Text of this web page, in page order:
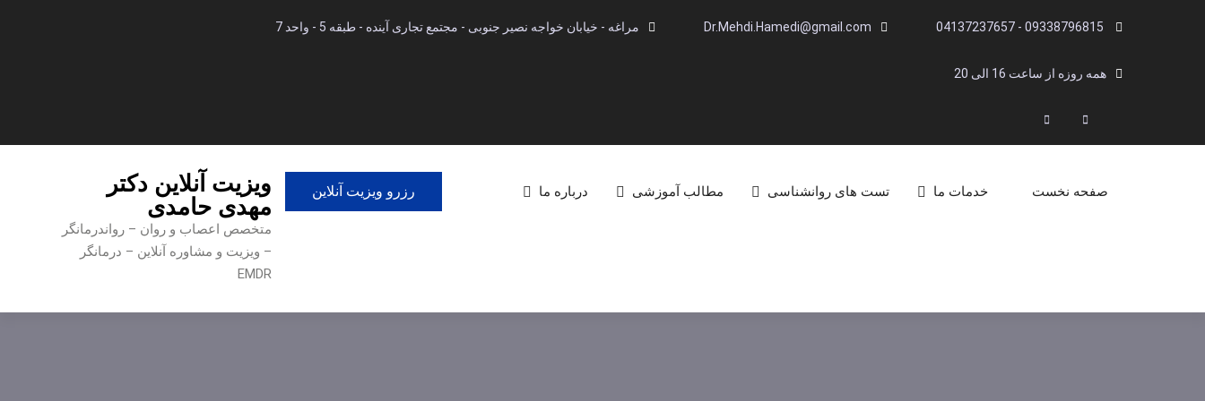
09338796815 - 04137237657
Dr.Mehdi.Hamedi@gmail.com مراغه - خیابان خواجه نصیر جنوبی - مجتمع تجاری آینده - طبقه 5 - واحد 7
همه روزه از ساعت 16 الی 20
Instagram
ویزیت آنلاین دکتر
مهدی حامدی
متخصص اعصاب و روان – رواندرمانگر
– ویزیت و مشاوره آنلاین – درمانگر
EMDR
صفحه نخست خدمات ما تست های روانشناسی مطالب آموزشی درباره ما رزرو ویزیت آنلاین